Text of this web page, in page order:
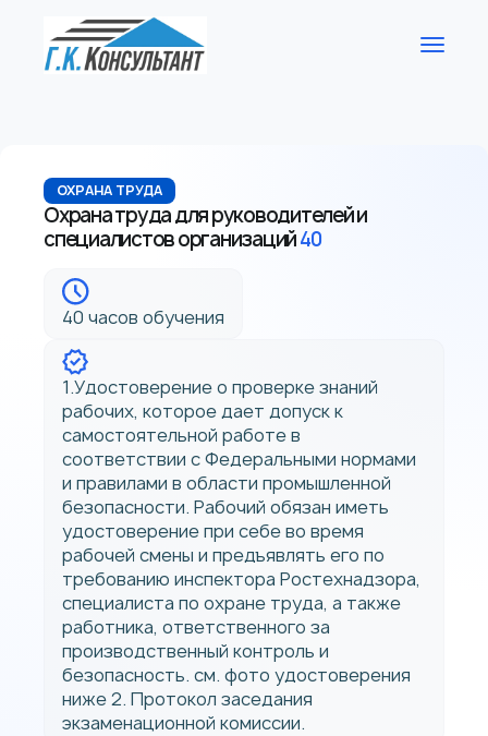
ОХРАНА ТРУДА
Охрана труда для руководителей и
специалистов организаций40
40 часов обучения
1.Удостоверение о проверке знаний
рабочих, которое дает допуск к
самостоятельной работе в
соответствии с Федеральными нормами
и правилами в области промышленной
безопасности. Рабочий обязан иметь
удостоверение при себе во время
рабочей смены и предъявлять его по
требованию инспектора Ростехнадзора,
специалиста по охране труда, а также
работника, ответственного за
производственный контроль и
безопасность. см. фото удостоверения
ниже 2. Протокол заседания
экзаменационной комиссии.